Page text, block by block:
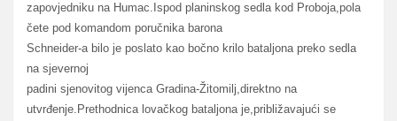
zapovjedniku na Humac.Ispod planinskog sedla kod Proboja,pola
čete pod komandom poručnika barona
Schneider-a bilo je poslato kao bočno krilo bataljona preko sedla
na sjevernoj
padini sjenovitog vijenca Gradina-Žitomilj,direktno na
utvrđenje.Prethodnica lovačkog bataljona je,približavajući se